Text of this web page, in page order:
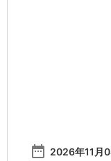
date_range 2026年11月